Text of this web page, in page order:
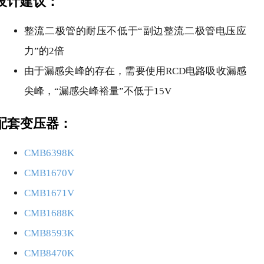
整流二极管的耐压不低于“副边整流二极管电压应
力”的2倍
由于漏感尖峰的存在，需要使用RCD电路吸收漏感
尖峰，“漏感尖峰裕量”不低于15V
套变压器：
CMB6398K
CMB1670V
CMB1671V
CMB1688K
CMB8593K
CMB8470K